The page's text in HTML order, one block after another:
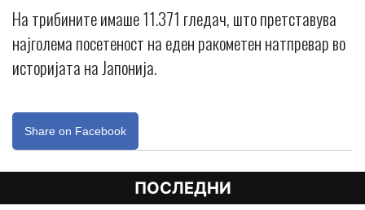
На трибините имаше 11.371 гледач, што претставува
најголема посетеност на еден ракометен натпревар во
историјата на Јапонија.
Share on Facebook
ПОСЛЕДНИ